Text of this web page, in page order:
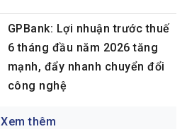
GPBank: Lợi nhuận trước thuế
6 tháng đầu năm 2026 tăng
mạnh, đẩy nhanh chuyển đổi
công nghệ
Xem thêm